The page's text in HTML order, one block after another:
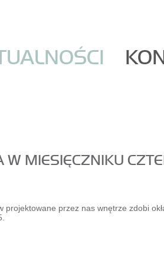
W MIESIĘCZNIKU
przez nas wnętrze zdobi